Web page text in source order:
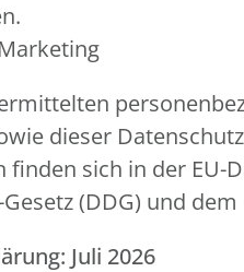
dieser
sich in der EU-
(DDG) und
Juli 2026